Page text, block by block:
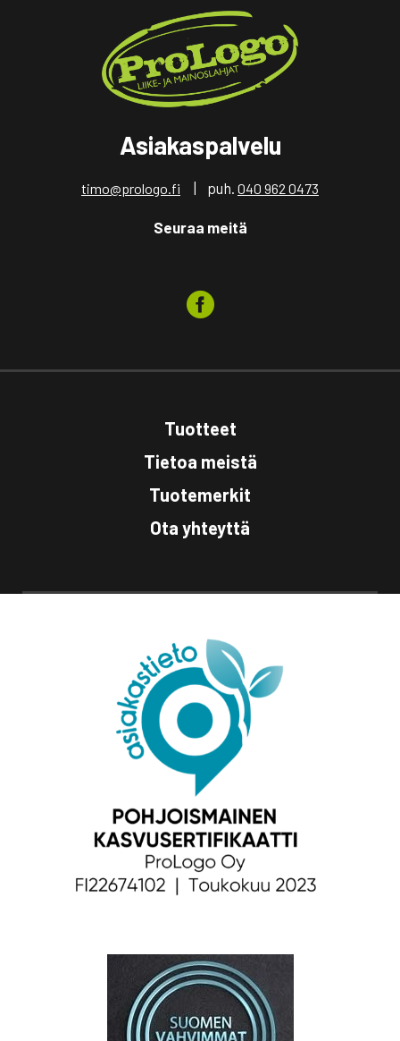
Asiakaspalvelu
timo@prologo.fi | puh. 040 962 0473
Seuraa meitä
Tuotteet
Tietoa meistä
Tuotemerkit
Ota yhteyttä